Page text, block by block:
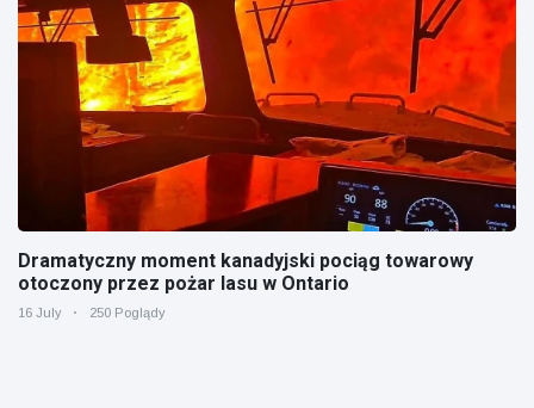
Dramatyczny moment kanadyjski pociąg towarowy
otoczony przez pożar lasu w Ontario
16 July 250 Poglądy